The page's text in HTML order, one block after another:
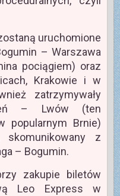
uruchomione
– Warszawa
pociągiem) oraz
Krakowie i w
zatrzymywały
– Lwów (ten
popularnym Brnie)
z
– Bogumin.
zakupie biletów
Leo Express w